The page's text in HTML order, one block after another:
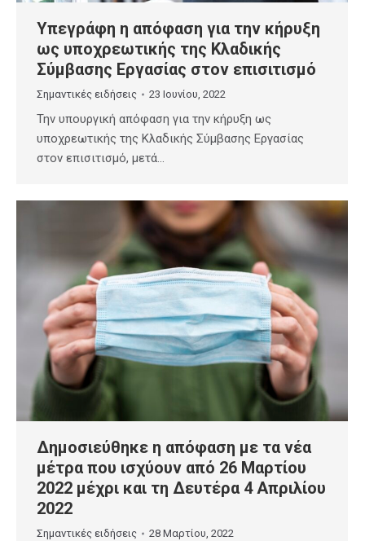
Υπεγράφη η απόφαση για την κήρυξη
ως υποχρεωτικής της Κλαδικής
Σύμβασης Εργασίας στον επισιτισμό
Σημαντικές ειδήσεις 23 Ιουνίου, 2022
Την υπουργική απόφαση για την κήρυξη ως
υποχρεωτικής της Κλαδικής Σύμβασης Εργασίας
στον επισιτισμό, μετά…
Δημοσιεύθηκε η απόφαση με τα νέα
μέτρα που ισχύουν από 26 Μαρτίου
2022 μέχρι και τη Δευτέρα 4 Απριλίου
2022
Σημαντικές ειδήσεις 28 Μαρτίου, 2022